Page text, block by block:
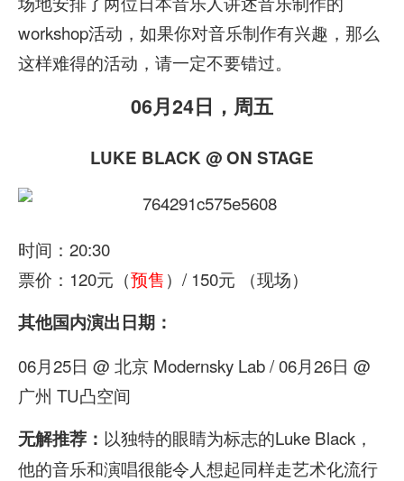
workshop活动，如果你对音乐制作有兴趣，那么
这样难得的活动，请一定不要错过。
06月24日，周五
LUKE BLACK @ ON STAGE
时间：20:30
票价：120元（预售）/ 150元 （现场）
其他国内演出日期：
06月25日 @ 北京 Modernsky Lab / 06月26日 @
广州 TU凸空间
无解推荐： 以独特的眼睛为标志的Luke Black，
他的音乐和演唱很能令人想起同样走艺术化流行